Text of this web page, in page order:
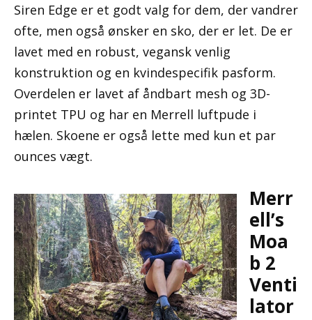
Siren Edge er et godt valg for dem, der vandrer
ofte, men også ønsker en sko, der er let. De er
lavet med en robust, vegansk venlig
konstruktion og en kvindespecifik pasform.
Overdelen er lavet af åndbart mesh og 3D-
printet TPU og har en Merrell luftpude i
hælen. Skoene er også lette med kun et par
ounces vægt.
Merr
ell’s
Moa
b 2
Venti
lator